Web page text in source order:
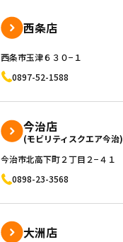
西条店
西条市玉津６３０−１
0897-52-1588
今治店
(モビリティスクエア今治)
今治市北高下町２丁目２−４１
0898-23-3568
大洲店